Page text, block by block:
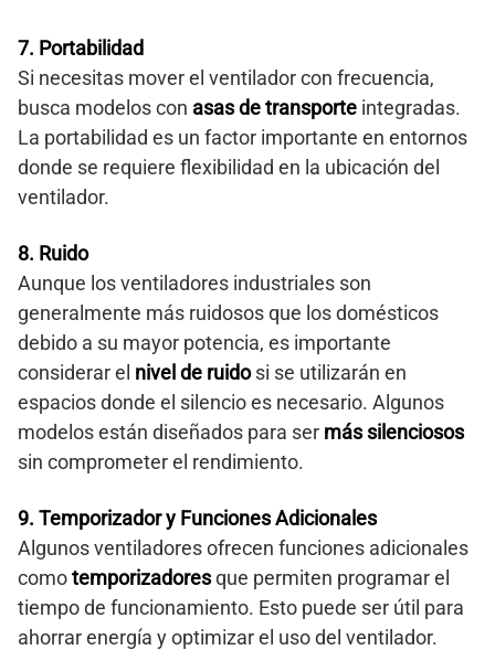
7. Portabilidad
Si necesitas mover el ventilador con frecuencia,
busca modelos con asas de transporte integradas.
La portabilidad es un factor importante en entornos
donde se requiere flexibilidad en la ubicación del
ventilador.
8. Ruido
Aunque los ventiladores industriales son
generalmente más ruidosos que los domésticos
debido a su mayor potencia, es importante
considerar el nivel de ruidosi se utilizarán en
espacios donde el silencio es necesario. Algunos
modelos están diseñados para ser más silenciosos
sin comprometer el rendimiento.
9. Temporizador y Funciones Adicionales
Algunos ventiladores ofrecen funciones adicionales
comotemporizadoresque permiten programar el
tiempo de funcionamiento. Esto puede ser útil para
ahorrar energía y optimizar el uso del ventilador.